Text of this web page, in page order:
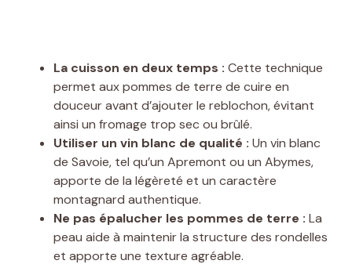
La cuisson en deux temps : Cette technique
permet aux pommes de terre de cuire en
douceur avant d’ajouter le reblochon, évitant
ainsi un fromage trop sec ou brûlé.
Utiliser un vin blanc de qualité : Un vin blanc
de Savoie, tel qu’un Apremont ou un Abymes,
apporte de la légèreté et un caractère
montagnard authentique.
Ne pas épalucher les pommes de terre : La
peau aide à maintenir la structure des rondelles
et apporte une texture agréable.